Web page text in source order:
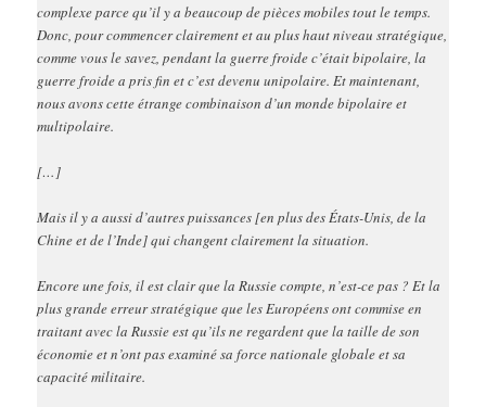
complexe parce qu’il y a beaucoup de pièces mobiles tout le temps.
Donc, pour commencer clairement et au plus haut niveau stratégique,
comme vous le savez, pendant la guerre froide c’était bipolaire, la
guerre froide a pris fin et c’est devenu unipolaire. Et maintenant,
nous avons cette étrange combinaison d’un monde bipolaire et
multipolaire.
[…]
Mais il y a aussi d’autres puissances [en plus des États-Unis, de la
Chine et de l’Inde] qui changent clairement la situation.
Encore une fois, il est clair que la Russie compte, n’est-ce pas ? Et la
plus grande erreur stratégique que les Européens ont commise en
traitant avec la Russie est qu’ils ne regardent que la taille de son
économie et n’ont pas examiné sa force nationale globale et sa
capacité militaire.